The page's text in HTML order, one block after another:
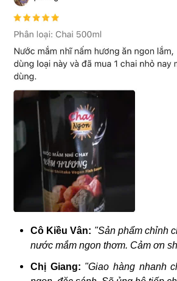
Cô Kiều Vân: "Sản phẩm chỉnh
nước mắm ngon thơm. Cảm ơn
Chị Giang: "Giao hàng nhanh